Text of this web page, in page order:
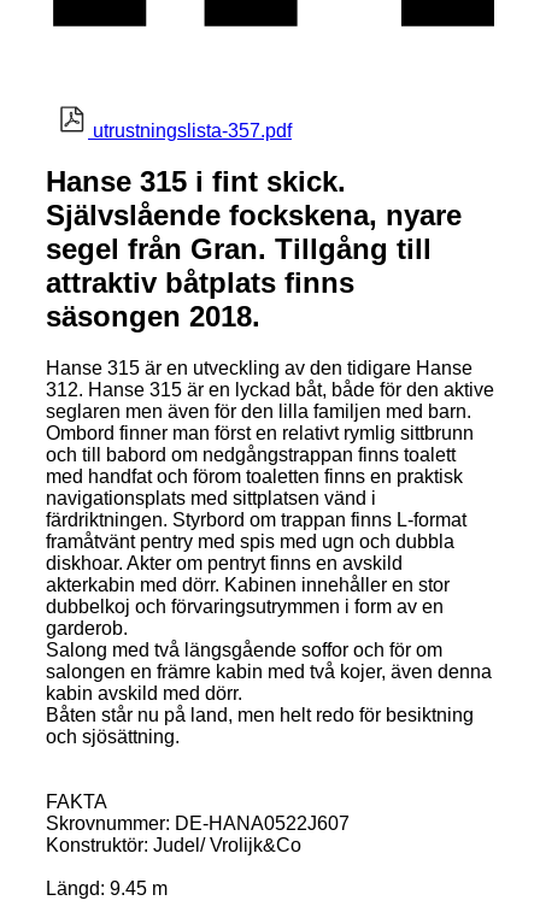
utrustningslista-357.pdf
Hanse 315 i fint skick.
Självslående fockskena, nyare
segel från Gran. Tillgång till
attraktiv båtplats finns
säsongen 2018.
Hanse 315 är en utveckling av den tidigare Hanse
312. Hanse 315 är en lyckad båt, både för den aktive
seglaren men även för den lilla familjen med barn.
Ombord finner man först en relativt rymlig sittbrunn
och till babord om nedgångstrappan finns toalett
med handfat och förom toaletten finns en praktisk
navigationsplats med sittplatsen vänd i
färdriktningen. Styrbord om trappan finns L-format
framåtvänt pentry med spis med ugn och dubbla
diskhoar. Akter om pentryt finns en avskild
akterkabin med dörr. Kabinen innehåller en stor
dubbelkoj och förvaringsutrymmen i form av en
garderob.
Salong med två längsgående soffor och för om
salongen en främre kabin med två kojer, även denna
kabin avskild med dörr.
Båten står nu på land, men helt redo för besiktning
och sjösättning.
FAKTA
Skrovnummer: DE-HANA0522J607
Konstruktör: Judel/ Vrolijk&Co
Längd: 9.45 m